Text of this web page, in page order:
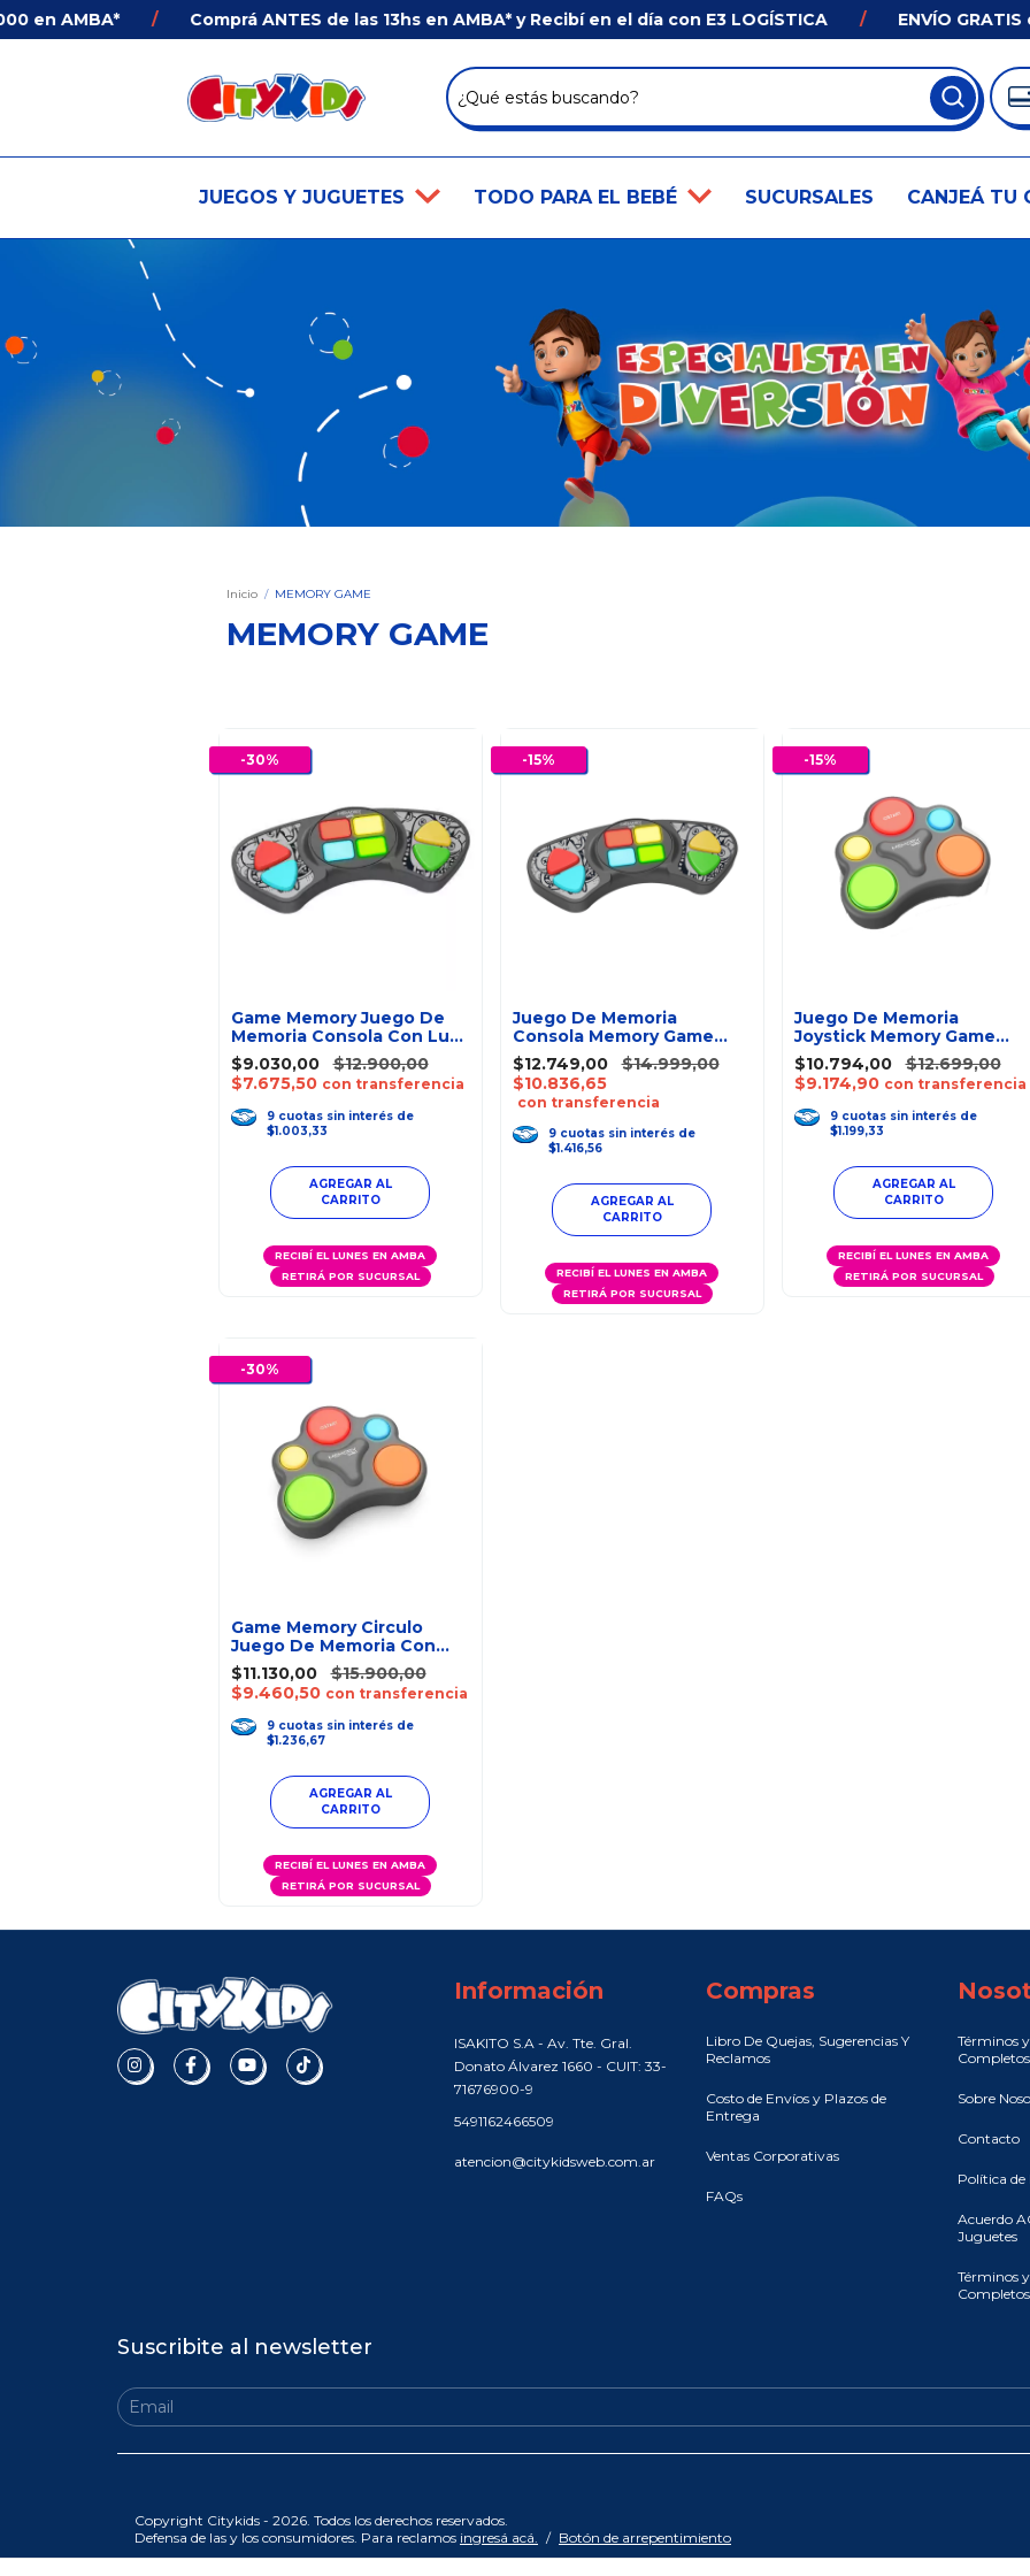
AMBA* / Comprá ANTES de las 13hs en AMBA* y Recibí en el día con E3 LOGÍSTICA / ENVÍO GRATIS en
JUEGOS Y JUGUETES TODO PARA EL BEBÉ SUCURSALES CANJEÁ TU
Inicio / MEMORY GAME
MEMORY GAME
-30%
Game Memory Juego De
Memoria Consola Con Luz
Y Sonido
$9.030,00
$12.900,00
$7.675,50 con transferencia
9 cuotas sin interés de
$1.003,33
RECIBÍ EL LUNES EN AMBA
RETIRÁ POR SUCURSAL
-15%
Juego De Memoria
Consola Memory Game
Con Sonido
$12.749,00
$14.999,00
$10.836,65
con transferencia
9 cuotas sin interés de
$1.416,56
RECIBÍ EL LUNES EN AMBA
RETIRÁ POR SUCURSAL
-15%
Juego De Memoria
Joystick Memory Game
Con Sonido
$10.794,00
$12.699,00
$9.174,90 con transferencia
9 cuotas sin interés de
$1.199,33
RECIBÍ EL LUNES EN AMBA
RETIRÁ POR SUCURSAL
-30%
Game Memory Circulo
Juego De Memoria Con
Luz Y Sonido
$11.130,00
$15.900,00
$9.460,50 con transferencia
9 cuotas sin interés de
$1.236,67
RECIBÍ EL LUNES EN AMBA
RETIRÁ POR SUCURSAL
Información
ISAKITO S.A - Av. Tte. Gral.
Donato Álvarez 1660 - CUIT: 33-
71676900-9
5491162466509
atencion@citykidsweb.com.ar
Compras
Libro De Quejas, Sugerencias Y
Reclamos
Costo de Envíos y Plazos de
Entrega
Ventas Corporativas
FAQs
Términos
Sobre
Contacto
Política de
Acuerdo
Juguetes
Términos
Suscribite al newsletter
Copyright Citykids - 2026. Todos los derechos reservados.
Defensa de las y los consumidores. Para reclamos ingresá acá. / Botón de arrepentimiento